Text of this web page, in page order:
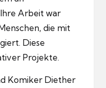
Arbeit war
die mit
Diese
Projekte.
Komiker Diether